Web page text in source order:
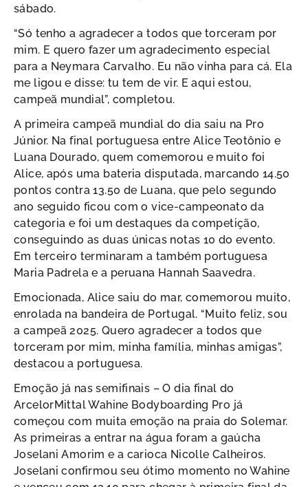
sábado.
“Só tenho a agradecer a todos que torceram por
mim. E quero fazer um agradecimento especial
para a Neymara Carvalho. Eu não vinha para cá. Ela
me ligou e disse: tu tem de vir. E aqui estou,
campeã mundial”, completou.
A primeira campeã mundial do dia saiu na Pro
Júnior. Na final portuguesa entre Alice Teotônio e
Luana Dourado, quem comemorou e muito foi
Alice, após uma bateria disputada, marcando 14.50
pontos contra 13.50 de Luana, que pelo segundo
ano seguido ficou com o vice-campeonato da
categoria e foi um destaques da competição,
conseguindo as duas únicas notas 10 do evento.
Em terceiro terminaram a também portuguesa
Maria Padrela e a peruana Hannah Saavedra.
Emocionada, Alice saiu do mar, comemorou muito,
enrolada na bandeira de Portugal. “Muito feliz, sou
a campeã 2025. Quero agradecer a todos que
torceram por mim, minha família, minhas amigas”,
destacou a portuguesa.
Emoção já nas semifinais – O dia final do
ArcelorMittal Wahine Bodyboarding Pro já
começou com muita emoção na praia do Solemar.
As primeiras a entrar na água foram a gaúcha
Joselani Amorim e a carioca Nicolle Calheiros.
Joselani confirmou seu ótimo momento no Wahine